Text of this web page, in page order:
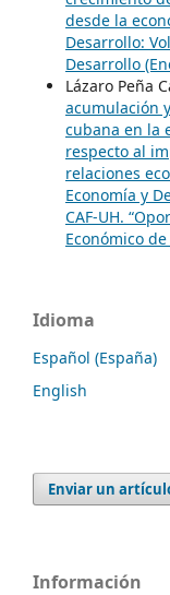
desde la
Desarrollo:
Desarrollo
Lázaro Peña
acumulación
cubana en la
respecto al
relaciones
Economía y
CAF-UH.
Económico
Idioma
Español (España)
English
Enviar un
Información